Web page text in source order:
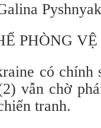
Pyshnyak
PHÒNG
có chính
vẫn chờ
tranh.